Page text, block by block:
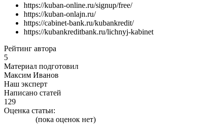
https://kuban-online.ru/signup/free/
https://kuban-onlajn.ru/
https://cabinet-bank.ru/kubankredit/
https://kubankreditbank.ru/lichnyj-kabinet
Рейтинг автора
5
Материал подготовил
Максим Иванов
Наш эксперт
Написано статей
129
Оценка статьи:
(пока оценок нет)